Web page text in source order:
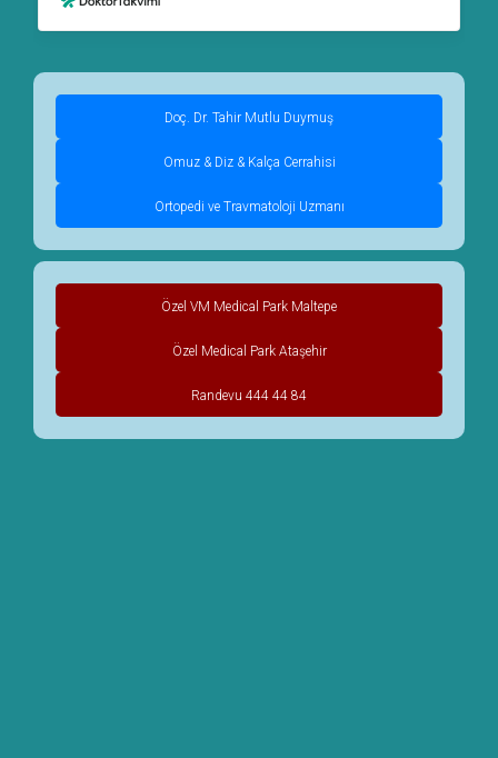
Doç. Dr. Tahir Mutlu Duymuş
Omuz & Diz & Kalça Cerrahisi
Ortopedi ve Travmatoloji Uzmanı
Özel VM Medical Park Maltepe
Özel Medical Park Ataşehir
Randevu 444 44 84